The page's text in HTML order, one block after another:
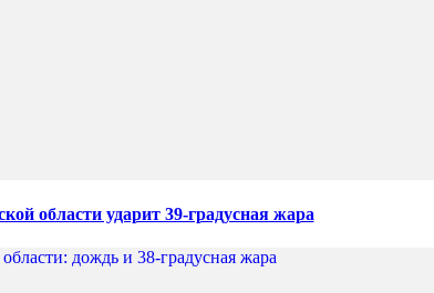
области ударит 39-градусная жара